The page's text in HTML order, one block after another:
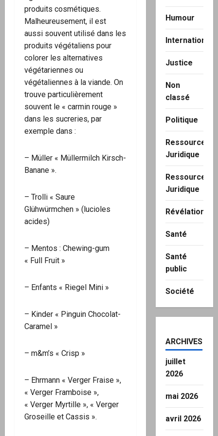
produits cosmétiques.
Malheureusement, il est
aussi souvent utilisé dans les
produits végétaliens pour
colorer les alternatives
végétariennes ou
végétaliennes à la viande. On
trouve particulièrement
souvent le « carmin rouge »
dans les sucreries, par
exemple dans :
– Müller « Müllermilch Kirsch-
Banane ».
– Trolli « Saure
Glühwürmchen » (lucioles
acides)
– Mentos : Chewing-gum
« Full Fruit »
– Enfants « Riegel Mini »
– Kinder « Pinguin Chocolat-
Caramel »
– m&m’s « Crisp »
– Ehrmann « Verger Fraise »,
« Verger Framboise »,
« Verger Myrtille », « Verger
Groseille et Cassis ».
Humour
International
Justice
Non
classé
Politique
Ressource
Juridique
Ressource
Juridique
Révélation
Santé
Santé
public
Société
ARCHIVES
juillet
2026
mai 2026
avril 2026